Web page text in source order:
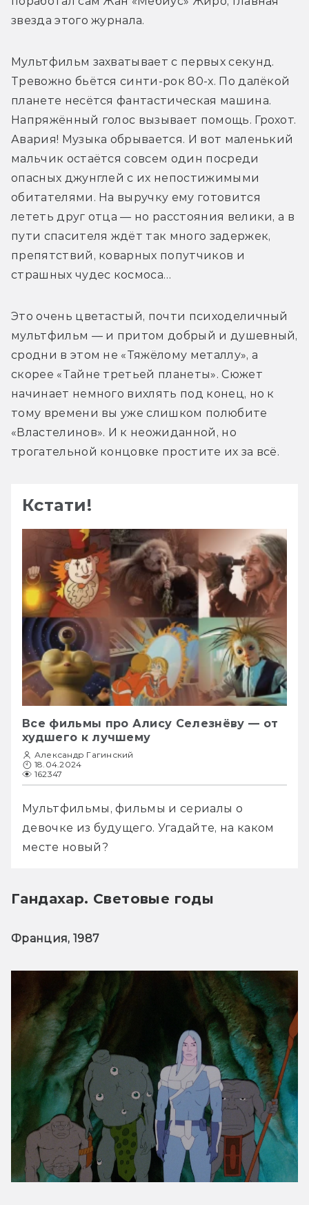
звезда этого журнала.
Мультфильм захватывает с первых секунд.
Тревожно бьётся синти-рок 80-х. По далёкой
планете несётся фантастическая машина.
Напряжённый голос вызывает помощь. Грохот.
Авария! Музыка обрывается. И вот маленький
мальчик остаётся совсем один посреди
опасных джунглей с их непостижимыми
обитателями. На выручку ему готовится
лететь друг отца — но расстояния велики, а в
пути спасителя ждёт так много задержек,
препятствий, коварных попутчиков и
страшных чудес космоса…
Это очень цветастый, почти психоделичный
мультфильм — и притом добрый и душевный,
сродни в этом не «Тяжёлому металлу», а
скорее «Тайне третьей планеты». Сюжет
начинает немного вихлять под конец, но к
тому времени вы уже слишком полюбите
«Властелинов». И к неожиданной, но
трогательной концовке простите их за всё.
Кстати!
Все фильмы про Алису Селезнёву — от
худшего к лучшему
Александр Гагинский
18.04.2024
162347
Мультфильмы, фильмы и сериалы о
девочке из будущего. Угадайте, на каком
месте новый?
Гандахар. Световые годы
Франция, 1987